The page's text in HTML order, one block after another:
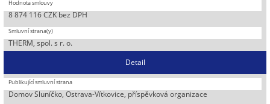
8 874 116 CZK bez DPH
THERM, spol. s r. o.
Detail
Domov Sluníčko, Ostrava-Vítkovice, příspěvková organizace